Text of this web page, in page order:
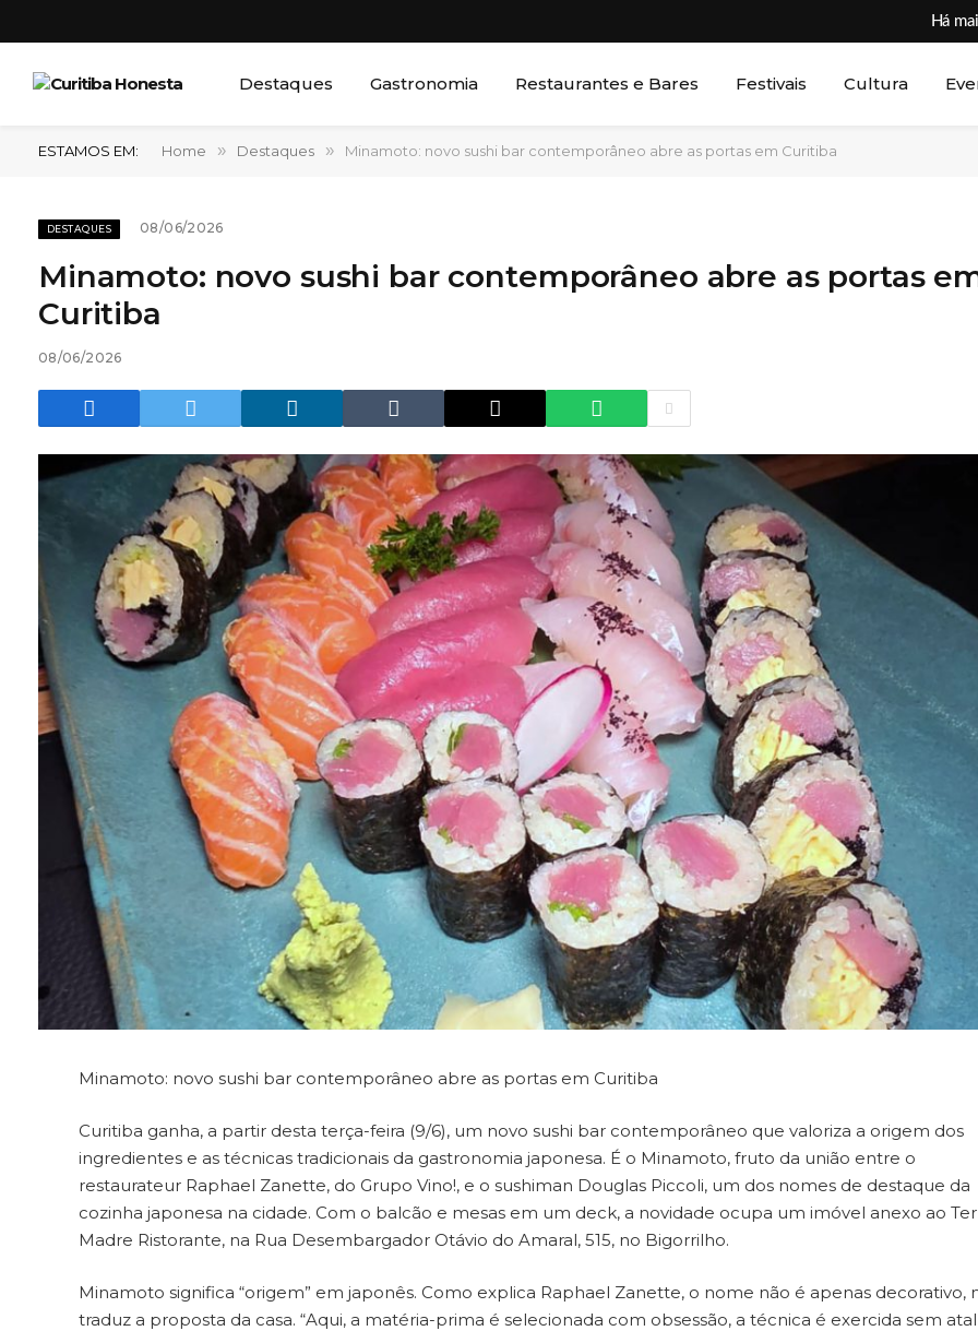
Há
Destaques Gastronomia Restaurantes e Bares Festivais Cultura
ESTAMOS EM: Home » Destaques » Minamoto: novo sushi bar contemporâneo abre as portas em Curitiba
DESTAQUES 08/06/2026
Minamoto: novo sushi bar contemporâneo abre as portas
Curitiba
08/06/2026
Minamoto: novo sushi bar contemporâneo abre as portas em Curitiba
Curitiba ganha, a partir desta terça-feira (9/6), um novo sushi bar contemporâneo que valoriza a origem dos
ingredientes e as técnicas tradicionais da gastronomia japonesa. É o Minamoto, fruto da união entre o
restaurateur Raphael Zanette, do Grupo Vino!, e o sushiman Douglas Piccoli, um dos nomes de destaque da
cozinha japonesa na cidade. Com o balcão e mesas em um deck, a novidade ocupa um imóvel anexo ao
Madre Ristorante, na Rua Desembargador Otávio do Amaral, 515, no Bigorrilho.
Minamoto significa “origem” em japonês. Como explica Raphael Zanette, o nome não é apenas decorativo,
traduz a proposta da casa. “Aqui, a matéria-prima é selecionada com obsessão, a técnica é exercida sem